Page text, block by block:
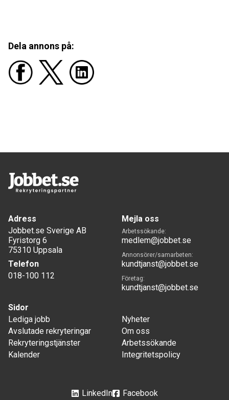
Dela annons på:
Adress
Jobbet.se Sverige AB
Fyristorg 6
75310 Uppsala
Telefon
018-100 112
Mejla oss
Arbetssökande:
medlem@jobbet.se
Annonsörer/samarbeten:
kundtjanst@jobbet.se
Företag:
kundtjanst@jobbet.se
Sidor
Lediga jobb
Avslutade rekryteringar
Rekryteringstjänster
Kalender
Nyheter
Om oss
Arbetssökande
Integritetspolicy
LinkedIn Facebook